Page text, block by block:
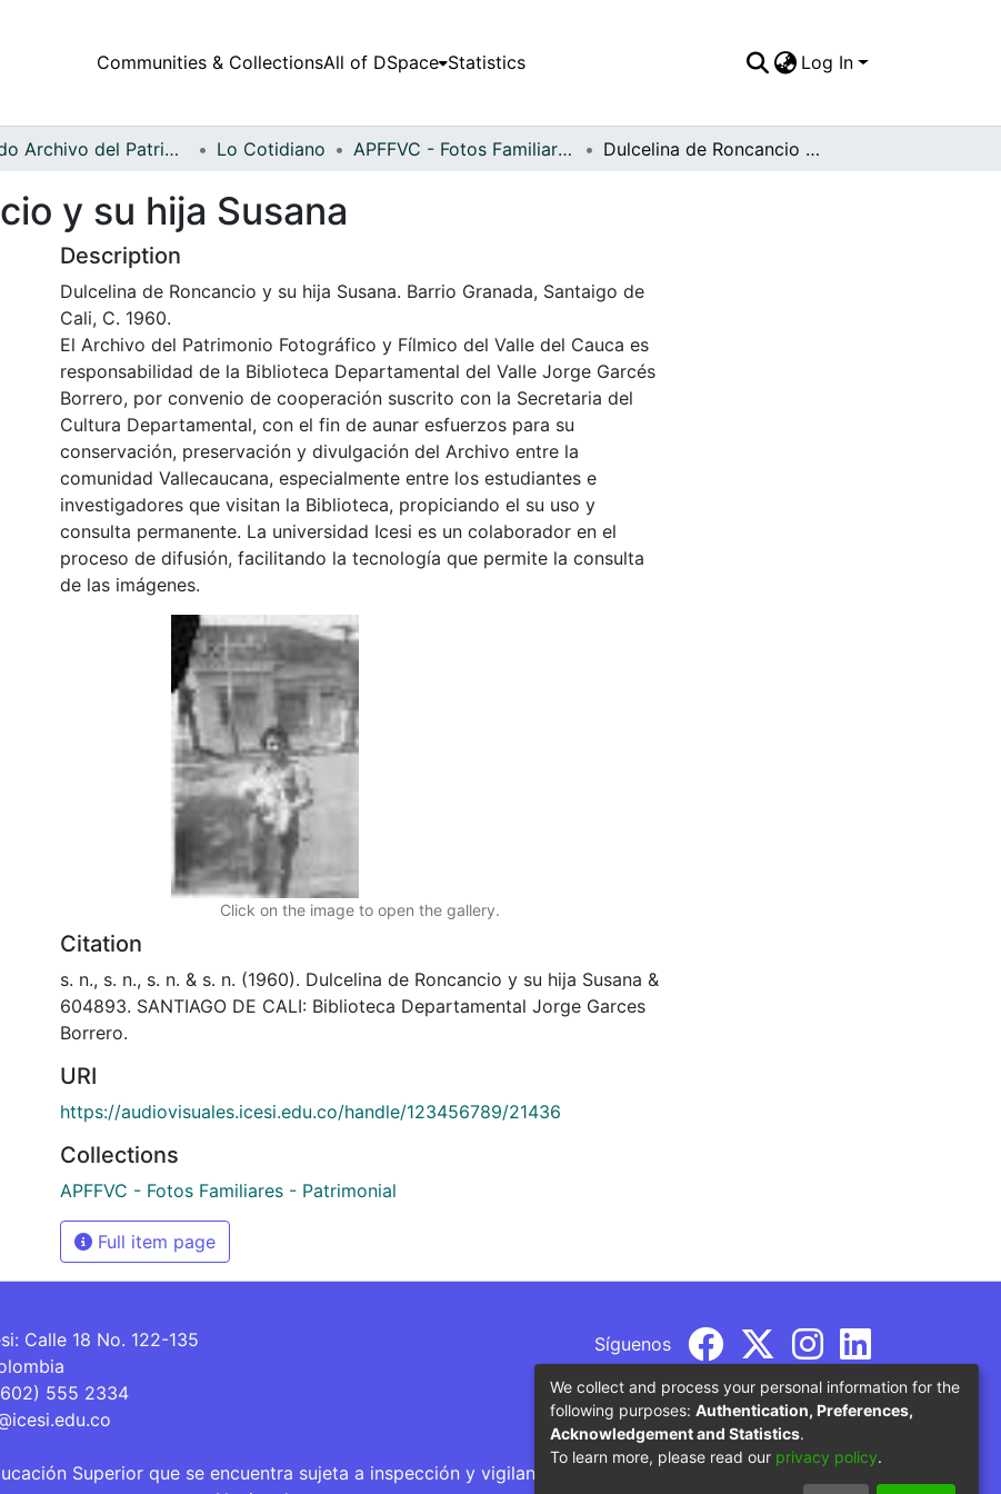
Communities & CollectionsAll of DSpace Statistics Log In
Fondo Archivo del Patrimonio Fotográfico y Fílmico del Valle del Cauca Lo Cotidiano APFFVC - Fotos Familiares - Patrimonial Dulcelina de Roncancio y su hija Susana
y su hija Susana
Description
Dulcelina de Roncancio y su hija Susana. Barrio Granada, Santaigo de
Cali, C. 1960.
El Archivo del Patrimonio Fotográfico y Fílmico del Valle del Cauca es
responsabilidad de la Biblioteca Departamental del Valle Jorge Garcés
Borrero, por convenio de cooperación suscrito con la Secretaria del
Cultura Departamental, con el fin de aunar esfuerzos para su
conservación, preservación y divulgación del Archivo entre la
comunidad Vallecaucana, especialmente entre los estudiantes e
investigadores que visitan la Biblioteca, propiciando el su uso y
consulta permanente. La universidad Icesi es un colaborador en el
proceso de difusión, facilitando la tecnología que permite la consulta
de las imágenes.
Click on the image to open the gallery.
Citation
s. n., s. n., s. n. & s. n. (1960). Dulcelina de Roncancio y su hija Susana &
604893. SANTIAGO DE CALI: Biblioteca Departamental Jorge Garces
Borrero.
URI
https://audiovisuales.icesi.edu.co/handle/123456789/21436
Collections
APFFVC - Fotos Familiares - Patrimonial
Full item page
Calle 18 No. 122-135
555 2334
Síguenos
Superior que se encuentra sujeta a inspección y vigilancia por parte del Ministerio de Educación
We collect and process your personal information for the
following purposes: Authentication, Preferences,
Acknowledgement and Statistics.
To learn more, please read our privacy policy.